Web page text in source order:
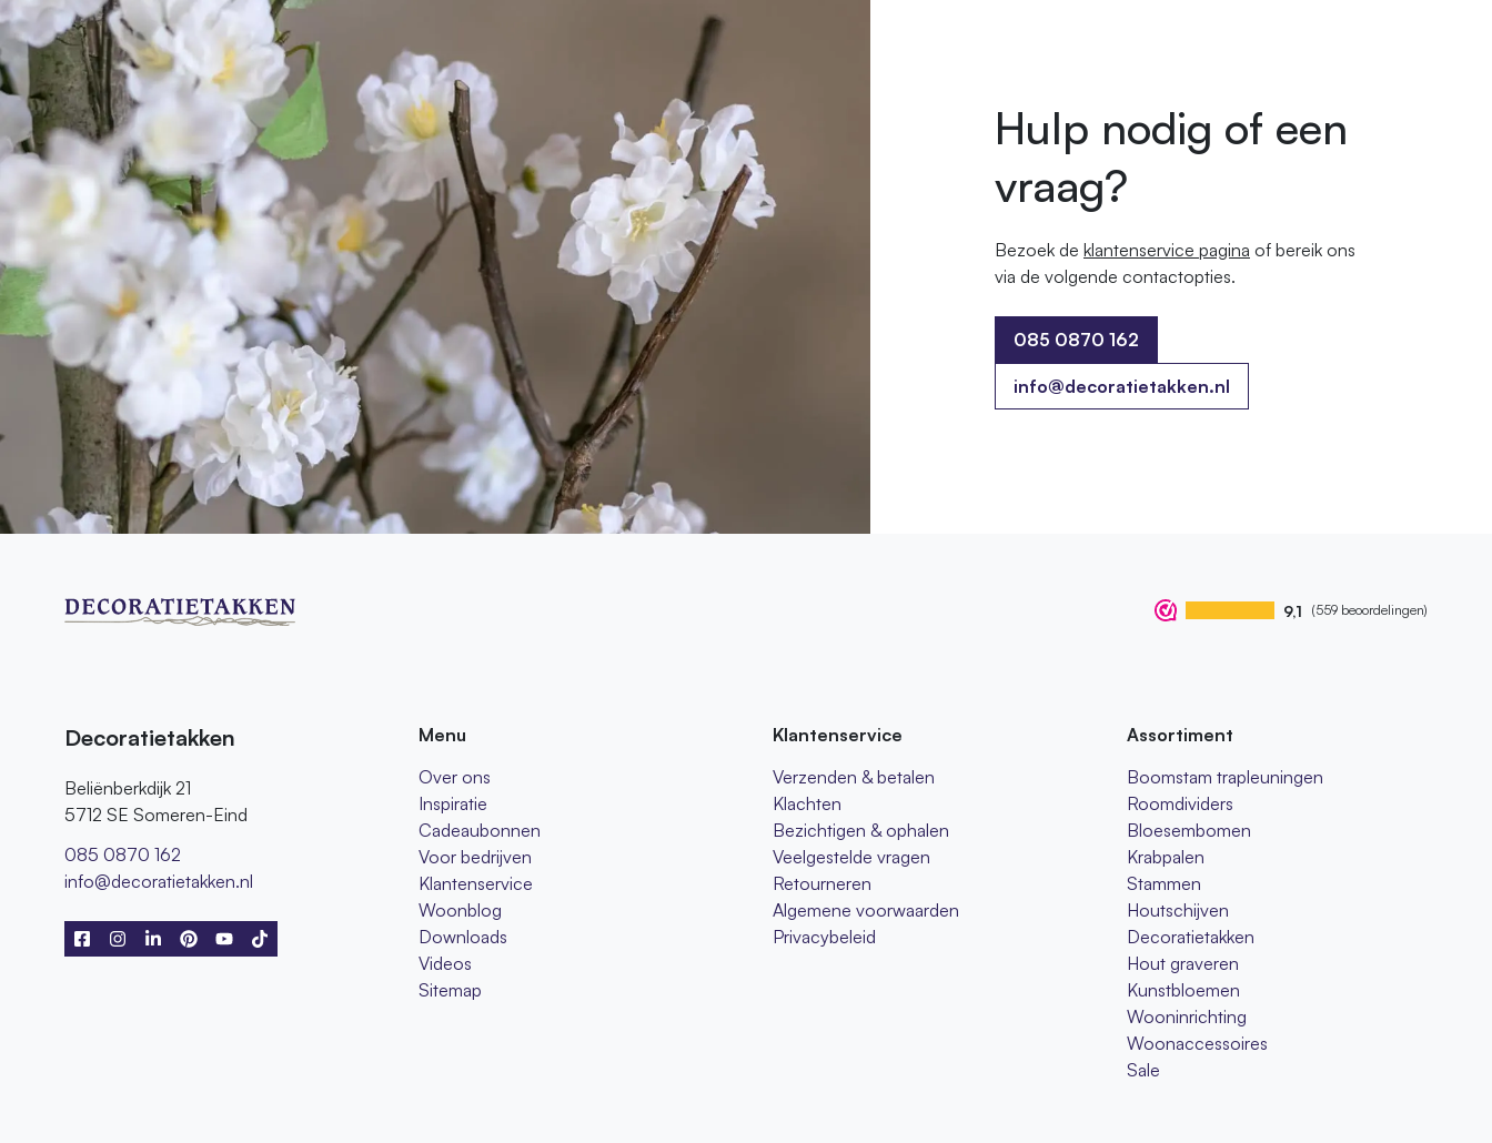
Hulp nodig of een
vraag?
Bezoek de klantenservice pagina of bereik ons ​​
via de volgende contactopties.
085 0870 162
085 0870 162
info@decoratietakken.nl
9,1 (559 beoordelingen)
Decoratietakken
Beliënberkdijk 21
5712 SE Someren-Eind
085 0870 162
info@decoratietakken.nl
Menu
Over ons
Inspiratie
Cadeaubonnen
Voor bedrijven
Klantenservice
Woonblog
Downloads
Videos
Sitemap
Klantenservice
Verzenden & betalen
Klachten
Bezichtigen & ophalen
Veelgestelde vragen
Retourneren
Algemene voorwaarden
Privacybeleid
Assortiment
Boomstam trapleuningen
Roomdividers
Bloesembomen
Krabpalen
Stammen
Houtschijven
Decoratietakken
Hout graveren
Kunstbloemen
Wooninrichting
Woonaccessoires
Sale